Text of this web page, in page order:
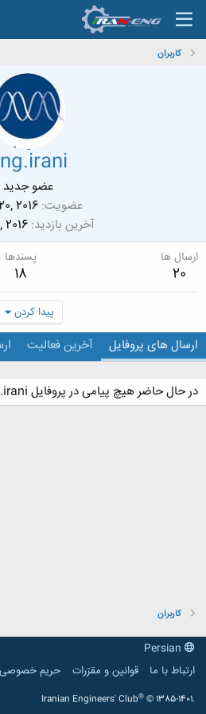
کاربران
عضو جدید
عضویت 2016
آخرین بازدید
ارسال ها
20
پسندها
18
پیدا کردن
ارسال های پروفایل آخرین فعالیت
در حال حاضر هیچ پیامی در پروفایل eng.irani نیست.
کاربران
ارتباط با ما
قوانین و مقرّرات حریم خصوصی
Iranian Engineers' Club® © 1385-1401.